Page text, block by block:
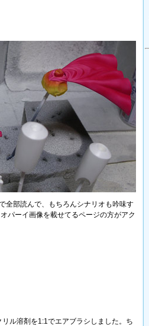
全部読んで、もちろんシナリオも吟味す
パーイ画像を載せてるページの方がアク
ル溶剤を1:1でエアブラシしました。ち